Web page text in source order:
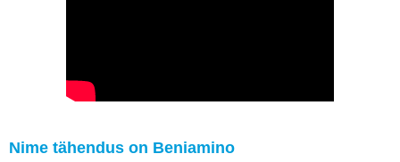
Nime tähendus on Beniamino